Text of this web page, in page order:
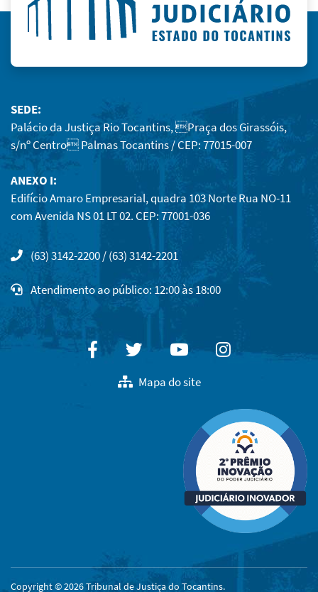
SEDE:
Palácio da Justiça Rio Tocantins, Praça dos Girassóis,
s/nº Centro Palmas Tocantins / CEP: 77015-007
ANEXO I:
Edifício Amaro Empresarial, quadra 103 Norte Rua NO-11
com Avenida NS 01 LT 02. CEP: 77001-036
(63) 3142-2200 / (63) 3142-2201
Atendimento ao público: 12:00 às 18:00
FacebookTwitterYoutubeInstagram
Mapa do site
Copyright © 2026 Tribunal de Justiça do Tocantins.